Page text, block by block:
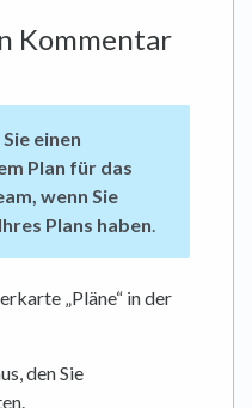
Kommentar
einen
Plan für das
wenn Sie
Plans haben.
„Pläne“ in der
den Sie